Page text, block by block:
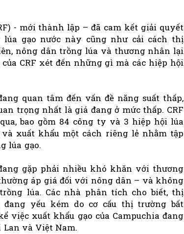
- mới thành lập – đã cam kết giải quyết
gạo nước này cũng như cải cách thị
nông dân trồng lúa và thương nhân lại
CRF xét đến những gì mà các hiệp hội
quan tâm đến vấn đề năng suất thấp,
trọng nhất là giá đang ở mức thấp. CRF
bao gồm 84 công ty và 3 hiệp hội lúa
xuất khẩu một cách riêng lẻ nhằm tập
lúa gạo.
gặp phải nhiều khó khăn với thương
áp giá đối với nông dân – và không
lúa. Các nhà phân tích cho biết, thị
đang yếu kém do cơ cấu thị trường bất
việc xuất khẩu gạo của Campuchia đang
và Việt Nam.